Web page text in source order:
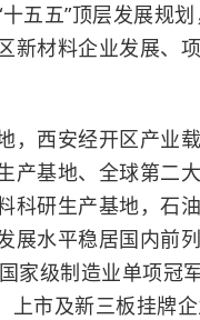
五五”顶层发展规
新材料企业发展、
西安经开区产业载
产基地、全球第二
科研生产基地，石
水平稳居国内前列
家级制造业单项冠
上市及新三板挂牌